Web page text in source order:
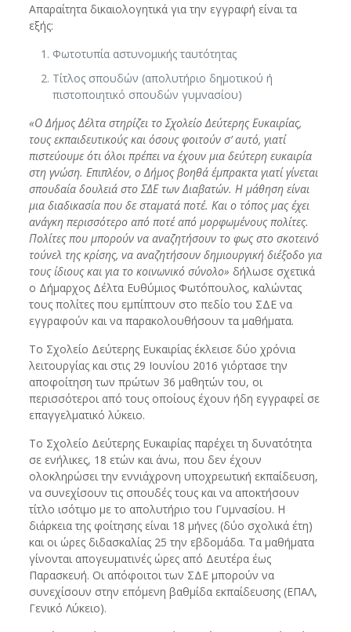
Απαραίτητα δικαιολογητικά για την εγγραφή είναι τα
εξής:
Φωτοτυπία αστυνομικής ταυτότητας
Τίτλος σπουδών (απολυτήριο δημοτικού ή
πιστοποιητικό σπουδών γυμνασίου)
«Ο Δήμος Δέλτα στηρίζει το Σχολείο Δεύτερης Ευκαιρίας,
τους εκπαιδευτικούς και όσους φοιτούν σ’ αυτό, γιατί
πιστεύουμε ότι όλοι πρέπει να έχουν μια δεύτερη ευκαιρία
στη γνώση. Επιπλέον, ο Δήμος βοηθά έμπρακτα γιατί γίνεται
σπουδαία δουλειά στο ΣΔΕ των Διαβατών. Η μάθηση είναι
μια διαδικασία που δε σταματά ποτέ. Και ο τόπος μας έχει
ανάγκη περισσότερο από ποτέ από μορφωμένους πολίτες.
Πολίτες που μπορούν να αναζητήσουν το φως στο σκοτεινό
τούνελ της κρίσης, να αναζητήσουν δημιουργική διέξοδο για
τους ίδιους και για το κοινωνικό σύνολο» δήλωσε σχετικά
ο Δήμαρχος Δέλτα Ευθύμιος Φωτόπουλος, καλώντας
τους πολίτες που εμπίπτουν στο πεδίο του ΣΔΕ να
εγγραφούν και να παρακολουθήσουν τα μαθήματα.
Το Σχολείο Δεύτερης Ευκαιρίας έκλεισε δύο χρόνια
λειτουργίας και στις 29 Ιουνίου 2016 γιόρτασε την
αποφοίτηση των πρώτων 36 μαθητών του, οι
περισσότεροι από τους οποίους έχουν ήδη εγγραφεί σε
επαγγελματικό λύκειο.
Το Σχολείο Δεύτερης Ευκαιρίας παρέχει τη δυνατότητα
σε ενήλικες, 18 ετών και άνω, που δεν έχουν
ολοκληρώσει την εννιάχρονη υποχρεωτική εκπαίδευση,
να συνεχίσουν τις σπουδές τους και να αποκτήσουν
τίτλο ισότιμο με το απολυτήριο του Γυμνασίου. Η
διάρκεια της φοίτησης είναι 18 μήνες (δύο σχολικά έτη)
και οι ώρες διδασκαλίας 25 την εβδομάδα. Τα μαθήματα
γίνονται απογευματινές ώρες από Δευτέρα έως
Παρασκευή. Οι απόφοιτοι των ΣΔΕ μπορούν να
συνεχίσουν στην επόμενη βαθμίδα εκπαίδευσης (ΕΠΑΛ,
Γενικό Λύκειο).